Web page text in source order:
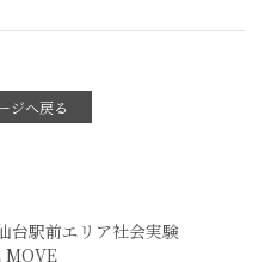
ジへ戻る
台駅前エリア社会実験
MOVE